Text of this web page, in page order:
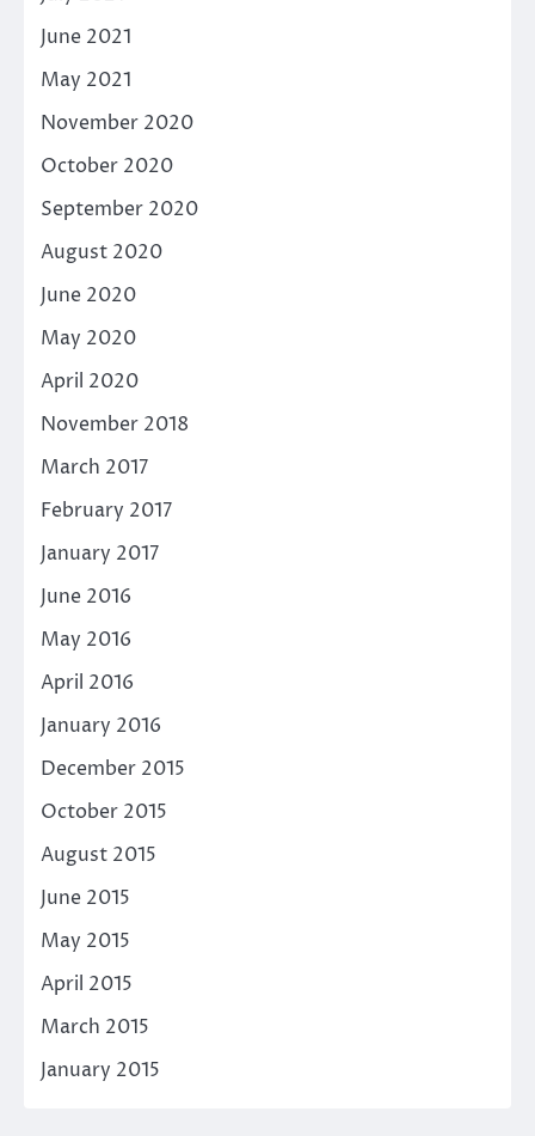
June 2021
May 2021
November 2020
October 2020
September 2020
August 2020
June 2020
May 2020
April 2020
November 2018
March 2017
February 2017
January 2017
June 2016
May 2016
April 2016
January 2016
December 2015
October 2015
August 2015
June 2015
May 2015
April 2015
March 2015
January 2015